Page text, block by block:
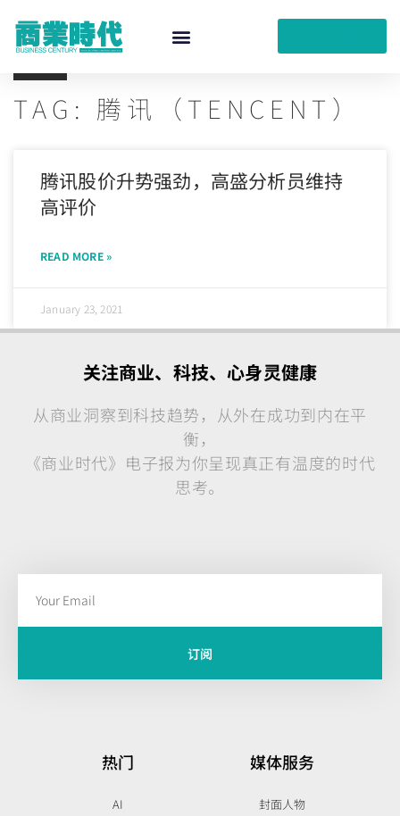
TAG: 腾讯（TENCENT）
腾讯股价升势强劲，高盛分析员维持
高评价
READ MORE »
January 23, 2021
关注商业、科技、心身灵健康
从商业洞察到科技趋势，从外在成功到内在平
衡，
《商业时代》电子报为你呈现真正有温度的时代
思考。
订阅
热门
AI
媒体服务
封面人物